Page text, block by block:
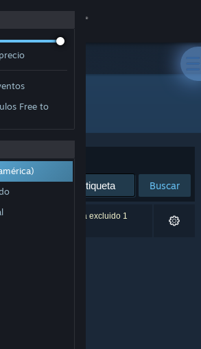
Steam Mobile
Free to
Pty. Ltd.
Buscar
la búsqueda. Se ha excluido 1